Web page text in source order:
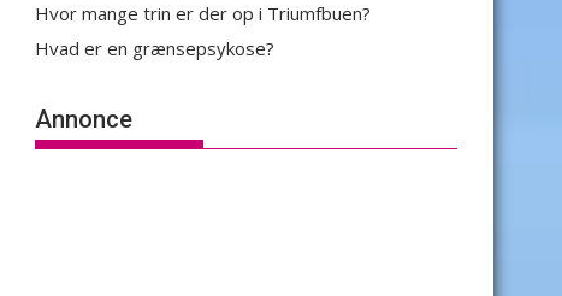
Hvor mange trin er der op i Triumfbuen?
Hvad er en grænsepsykose?
Annonce